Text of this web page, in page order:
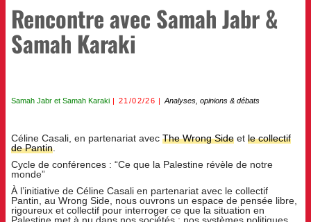
Rencontre avec Samah Jabr &
Samah Karaki
Samah Jabr et Samah Karaki 21/02/26 Analyses, opinions & débats
Céline Casali, en partenariat avec The Wrong Side et le collectif
de Pantin.
Cycle de conférences : “Ce que la Palestine révèle de notre
monde”
À l’initiative de Céline Casali en partenariat avec le collectif
Pantin, au Wrong Side, nous ouvrons un espace de pensée libre,
rigoureux et collectif pour interroger ce que la situation en